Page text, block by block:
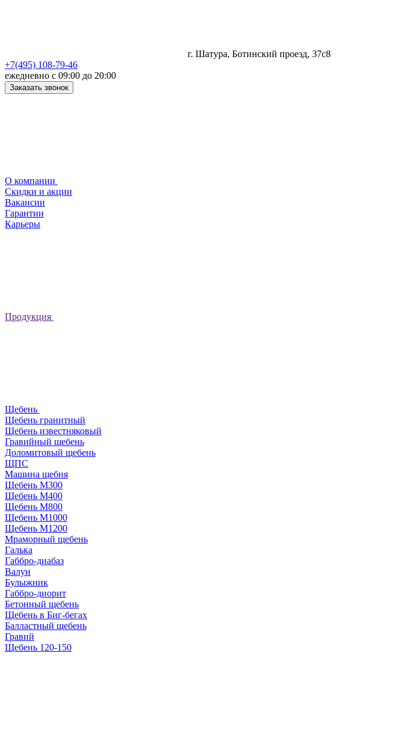
г. Шатура, Ботинский проезд, 37с8
+7(495) 108-79-46
ежедневно с 09:00 до 20:00
Заказать звонок
О компании
Скидки и акции
Вакансии
Гарантии
Карьеры
Продукция
Щебень
Щебень гранитный
Щебень известняковый
Гравийный щебень
Доломитовый щебень
ЩПС
Машина щебня
Щебень М300
Щебень М400
Щебень М800
Щебень М1000
Щебень М1200
Мраморный щебень
Галька
Габбро-диабаз
Валун
Булыжник
Габбро-диорит
Бетонный щебень
Щебень в Биг-бегах
Балластный щебень
Гравий
Щебень 120-150